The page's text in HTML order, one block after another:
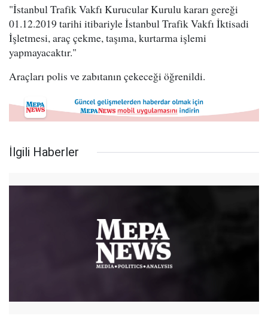
"İstanbul Trafik Vakfı Kurucular Kurulu kararı gereği
01.12.2019 tarihi itibariyle İstanbul Trafik Vakfı İktisadi
İşletmesi, araç çekme, taşıma, kurtarma işlemi
yapmayacaktır."
Araçları polis ve zabıtanın çekeceği öğrenildi.
İlgili Haberler